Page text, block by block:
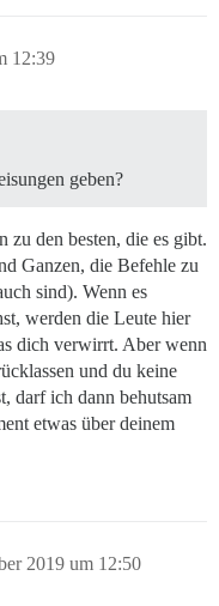
12:39
geben?
zu den besten, die es gibt.
Ganzen, die Befehle zu
sind). Wenn es
werden die Leute hier
dich verwirrt. Aber wenn
und du keine
darf ich dann behutsam
etwas über deinem
2019 um 12:50